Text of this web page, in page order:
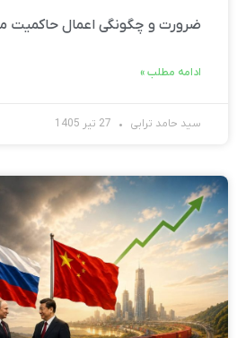
ضرورت و چگونگی اعمال حاکمیت
ادامه مطلب »
سید حامد ترابی